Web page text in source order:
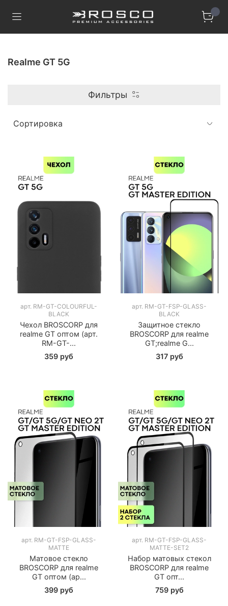
Realme GT 5G
Фильтры
арт. RM-GT-COLOURFUL-
BLACK
Чехол BROSCORP для
realme GT оптом (арт.
RM-GT-...
359 руб
арт. RM-GT-FSP-GLASS-
BLACK
Защитное стекло
BROSCORP для realme
GT;realme G...
317 руб
арт. RM-GT-FSP-GLASS-
MATTE
Матовое стекло
BROSCORP для realme
GT оптом (ар...
399 руб
арт. RM-GT-FSP-GLASS-
MATTE-SET2
Набор матовых стекол
BROSCORP для realme
GT опт...
759 руб